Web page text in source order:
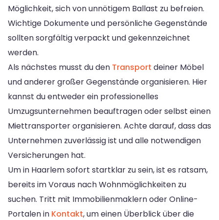
Möglichkeit, sich von unnötigem Ballast zu befreien.
Wichtige Dokumente und persönliche Gegenstände
sollten sorgfältig verpackt und gekennzeichnet
werden.
Als nächstes musst du den Transport deiner Möbel
und anderer großer Gegenstände organisieren. Hier
kannst du entweder ein professionelles
Umzugsunternehmen beauftragen oder selbst einen
Miettransporter organisieren. Achte darauf, dass das
Unternehmen zuverlässig ist und alle notwendigen
Versicherungen hat.
Um in Haarlem sofort startklar zu sein, ist es ratsam,
bereits im Voraus nach Wohnmöglichkeiten zu
suchen. Tritt mit Immobilienmaklern oder Online-
Portalen in Kontakt, um einen Überblick über die